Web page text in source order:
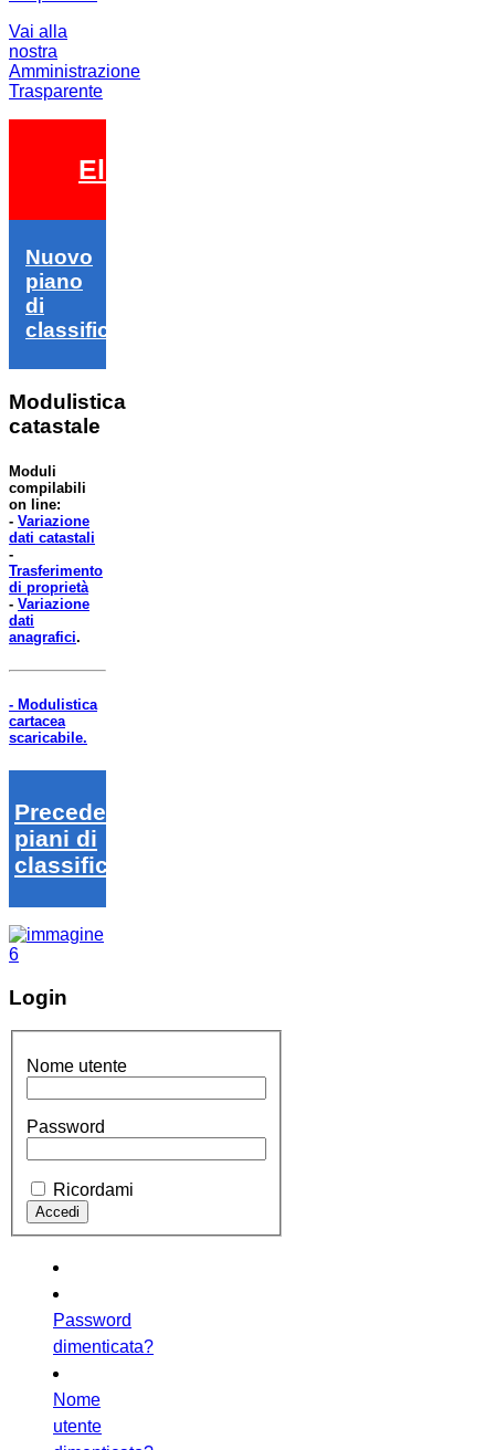
Vai alla
nostra
Amministrazione
Trasparente
Elezioni 2026
Nuovo
piano
di
classifica
Modulistica
catastale
Moduli
compilabili
on line:
- Variazione
dati catastali
-
Trasferimento
di proprietà
- Variazione
dati
anagrafici.
- Modulistica
cartacea
scaricabile.
Precedenti
piani di
classifica
Login
Nome utente
Password
Ricordami
Password
dimenticata?
Nome
utente